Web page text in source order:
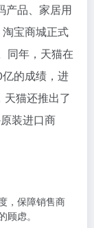
产品、家居用
宝商城正式
同年，天猫在
的成绩，进
猫还推出了
装进口商
，保障销售商
虑。